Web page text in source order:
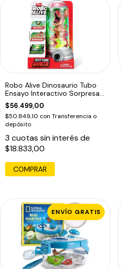
Robo Alive Dinosaurio Tubo
Ensayo Interactivo Sorpresa
Zuru
$56.499,00
$50.849,10 con Transferencia o
depósito
3 cuotas sin interés de
$18.833,00
COMPRAR
ENVÍO GRATIS